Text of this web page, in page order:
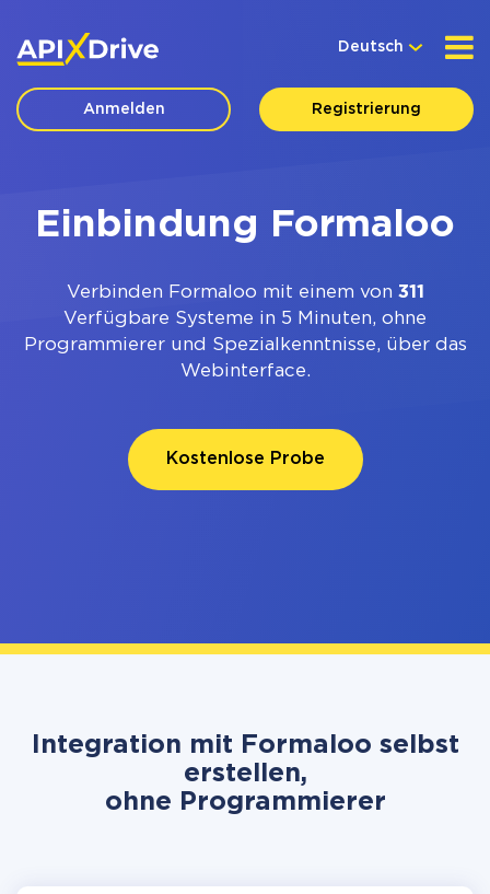
Deutsch
Anmelden Registrierung
Einbindung Formaloo
Verbinden Formaloo mit einem von 311
Verfügbare Systeme in 5 Minuten, ohne
Programmierer und Spezialkenntnisse, über das
Webinterface.
Kostenlose Probe
Integration mit Formaloo selbst
erstellen,
ohne Programmierer